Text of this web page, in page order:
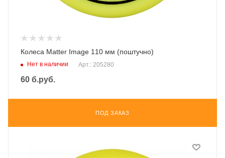
Колеса Matter Image 110 мм (поштучно)
Нет в наличии Арт.: 205280
60 б.руб.
ПОД ЗАКАЗ